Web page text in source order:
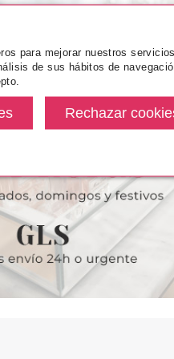
THE SLIM STICK
3.30€
para mejorar nuestros
de sus hábitos de